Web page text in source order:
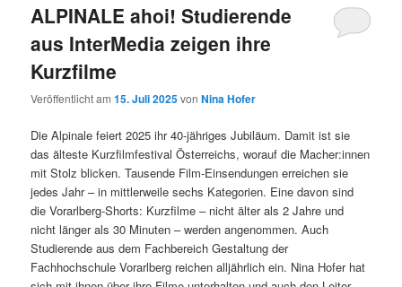
ALPINALE ahoi! Studierende
aus InterMedia zeigen ihre
Kurzfilme
Veröffentlicht am15. Juli 2025vonNina Hofer
Die Alpinale feiert 2025 ihr 40-jähriges Jubiläum. Damit ist sie
das älteste Kurzfilmfestival Österreichs, worauf die Macher:innen
mit Stolz blicken. Tausende Film-Einsendungen erreichen sie
jedes Jahr – in mittlerweile sechs Kategorien. Eine davon sind
die Vorarlberg-Shorts: Kurzfilme – nicht älter als 2 Jahre und
nicht länger als 30 Minuten – werden angenommen. Auch
Studierende aus dem Fachbereich Gestaltung der
Fachhochschule Vorarlberg reichen alljährlich ein. Nina Hofer hat